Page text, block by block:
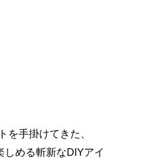
を手掛けてきた、
める斬新なDIYアイ